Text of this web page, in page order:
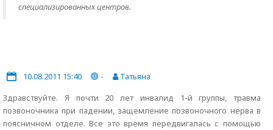
специализированных центров.
10.08.2011 15:40 -
Татьяна
Здравствуйте. Я почти 20 лет инвалид 1-й группы, травма
позвоночника при падении, защемление позвоночного нерва в
поясничном отделе. Все это время передвигалась с помощью